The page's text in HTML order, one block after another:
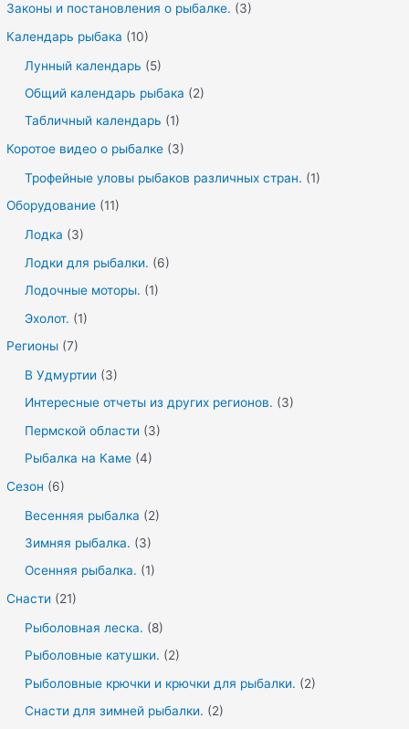
Законы и постановления о рыбалке. (3)
Календарь рыбака (10)
Лунный календарь (5)
Общий календарь рыбака (2)
Табличный календарь (1)
Коротое видео о рыбалке (3)
Трофейные уловы рыбаков различных стран. (1)
Оборудование (11)
Лодка (3)
Лодки для рыбалки. (6)
Лодочные моторы. (1)
Эхолот. (1)
Регионы (7)
В Удмуртии (3)
Интересные отчеты из других регионов. (3)
Пермской области (3)
Рыбалка на Каме (4)
Сезон (6)
Весенняя рыбалка (2)
Зимняя рыбалка. (3)
Осенняя рыбалка. (1)
Снасти (21)
Рыболовная леска. (8)
Рыболовные катушки. (2)
Рыболовные крючки и крючки для рыбалки. (2)
Снасти для зимней рыбалки. (2)